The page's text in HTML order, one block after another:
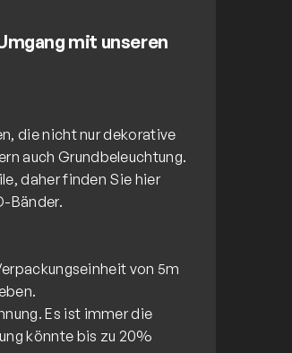
mit unseren
die nicht nur dekorative
auch Grundbeleuchtung.
daher finden Sie hier
von 5m
Es ist immer die
könnte bis zu 20%